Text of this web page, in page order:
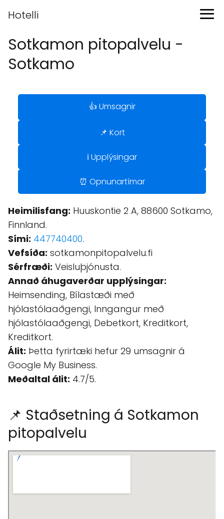
Hotelli
Sotkamon pitopalvelu -
Sotkamo
👍 Umsagnir
📌 Kort
ℹ️ Upplýsingar
⏰ Opnunartímar
Heimilisfang: Huuskontie 2 A, 88600 Sotkamo,
Finnland.
Sími: 447740400.
Vefsíða: sotkamonpitopalvelu.fi
Sérfræði: Veisluþjónusta.
Annað áhugaverðar upplýsingar:
Heimsending, Bílastæði með
hjólastólaaðgengi, Inngangur með
hjólastólaaðgengi, Debetkort, Kreditkort,
Kreditkort.
Álit: Þetta fyrirtæki hefur 29 umsagnir á
Google My Business.
Meðaltal álit: 4.7/5.
📌 Staðsetning á Sotkamon
pitopalvelu